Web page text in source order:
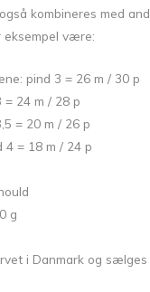
kombineres med
eksempel være:
pind 3 = 26 m / 30 p
= 24 m / 28 p
= 20 m / 26 p
4 = 18 m / 24 p
g
i Danmark og sælges